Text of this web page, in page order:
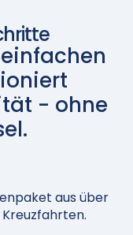
- ohne
aus über